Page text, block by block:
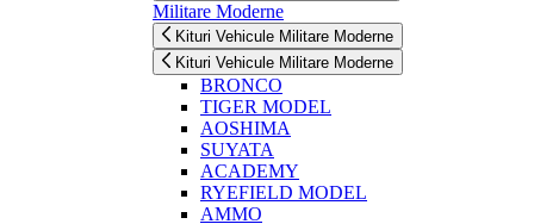
Militare Moderne
Kituri Vehicule Militare Moderne
Kituri Vehicule Militare Moderne
BRONCO
TIGER MODEL
AOSHIMA
SUYATA
ACADEMY
RYEFIELD MODEL
AMMO